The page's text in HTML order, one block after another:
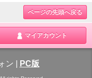
ページの先頭へ戻る
マイアカウント
ン PC版